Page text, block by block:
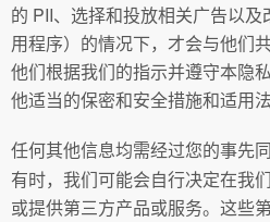
的 PII、选择和投放相关广告以
用程序）的情况下，才会与他们
他们根据我们的指示并遵守本隐
他适当的保密和安全措施和适用
任何其他信息均需经过您的事先
有时，我们可能会自行决定在我
或提供第三方产品或服务。这些